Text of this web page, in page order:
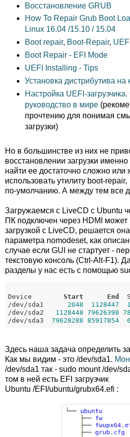
Восстановление GRUB
How To Repair Grub Boot
Linux 16.04 /15.10 / 15.04
Boot repair, Boot-Repair, UEFI
Boot Repair - EFI Mode
UEFI Installing - Tips
Установка дистрибутива на
Настройка UEFI-
руководство в мире
прочтению для понимая
загрузки)
Но в большинстве из них не
восстановлении загрузки
найти ее достаточно сложно или
использовать утилиту boot-
по-умолчанию. А между тем все
Загружаемся с LiveCD с Ubuntu
ПК подключен через HDMI может
загрузкой с LiveCD, решается
параметра nomodeset, как
случае если GUI не стартует -
текстовую консоль (Ctrl-Alt-F1).
разделы у нас есть с помощью
Device Start End
/dev/sda1 2048 1128447
/dev/sda2 1128448 79626398
/dev/sda3 79628288 85917854
Здесь наша задача определить
Как мы видим - это /dev/sda1.
/dev/sda1 так - sudo mount /dev/
том в ней есть EFI загрузчик
Ubuntu /EFI/ubuntu/grubx64.efi :